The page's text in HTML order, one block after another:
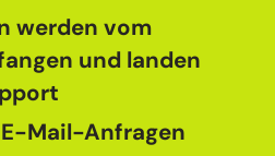
werden vom
und landen
Mail-Anfragen